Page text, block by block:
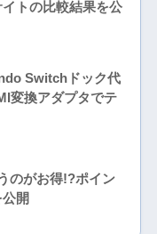
トの比較結果を公
Switchドック代
変換アダプタでテ
のがお得!?ポイン
開